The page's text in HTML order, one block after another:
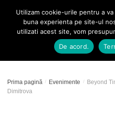
navigation
content
MENU
Prima pagină / Evenimente / Beyond
Dimitrova
Utilizam cookie-urile pentru a
buna experienta pe site-ul
utilizati acest site, vom
De acord.